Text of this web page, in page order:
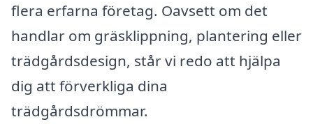
flera erfarna företag. Oavsett om det
handlar om gräsklippning, plantering eller
trädgårdsdesign, står vi redo att hjälpa
dig att förverkliga dina
trädgårdsdrömmar.